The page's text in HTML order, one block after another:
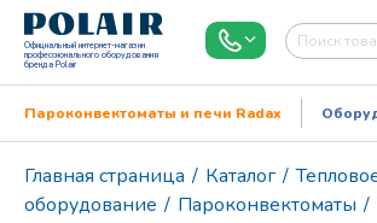
Официальный интернет-магазин
профессионального оборудования
бренда Polair
Пароконвектоматы и печи Radax
Главная страница / Каталог /
оборудование / Пароконвектоматы /